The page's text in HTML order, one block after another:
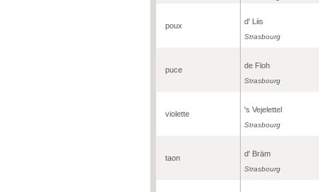
poux d' Liis
Strasbourg
puce de Floh
Strasbourg
violette 's Vejelettel
Strasbourg
taon d' Bräm
Strasbourg